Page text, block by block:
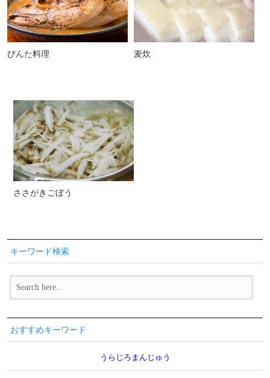
びんた料理 麦炊
ささがきごぼう
キーワード検索
おすすめキーワード
うらじろまんじゅう